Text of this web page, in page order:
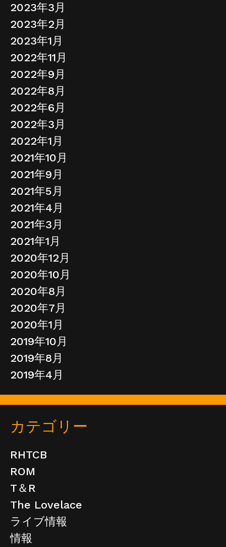
2023年3月
2023年2月
2023年1月
2022年11月
2022年9月
2022年8月
2022年6月
2022年3月
2022年1月
2021年10月
2021年9月
2021年5月
2021年4月
2021年3月
2021年1月
2020年12月
2020年10月
2020年8月
2020年7月
2020年1月
2019年10月
2019年8月
2019年4月
カテゴリー
RHTCB
ROM
T＆R
The Lovelace
ライブ情報
情報